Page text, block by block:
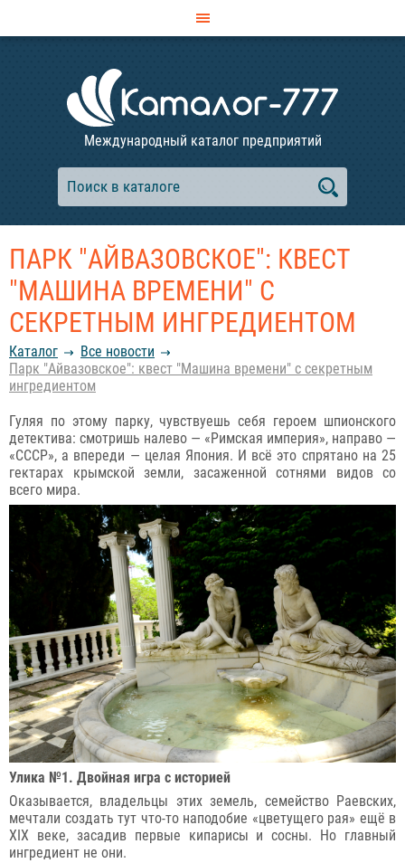
Международный каталог предприятий
ПАРК "АЙВАЗОВСКОЕ": КВЕСТ
"МАШИНА ВРЕМЕНИ" С
СЕКРЕТНЫМ ИНГРЕДИЕНТОМ
Каталог
Все новости
Парк "Айвазовское": квест "Машина времени" с секретным
ингредиентом
Гуляя по этому парку, чувствуешь себя героем шпионского
детектива: смотришь налево — «Римская империя», направо —
«СССР», а впереди — целая Япония. И всё это спрятано на 25
гектарах крымской земли, засаженной сотнями видов со
всего мира.
Улика №1. Двойная игра с историей
Оказывается, владельцы этих земель, семейство Раевских,
мечтали создать тут что-то наподобие «цветущего рая» ещё в
XIX веке, засадив первые кипарисы и сосны. Но главный
ингредиент не они.